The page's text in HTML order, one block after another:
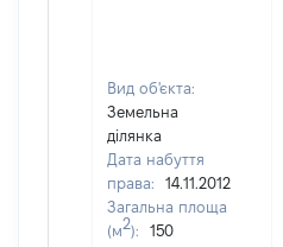
Вид об'єкта:
Земельна
ділянка
Дата набуття
права:
14.11.2012
Загальна площа
(м2):
150